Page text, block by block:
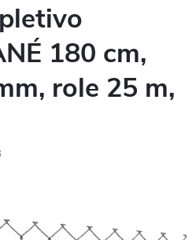
180 cm,
role 25 m,